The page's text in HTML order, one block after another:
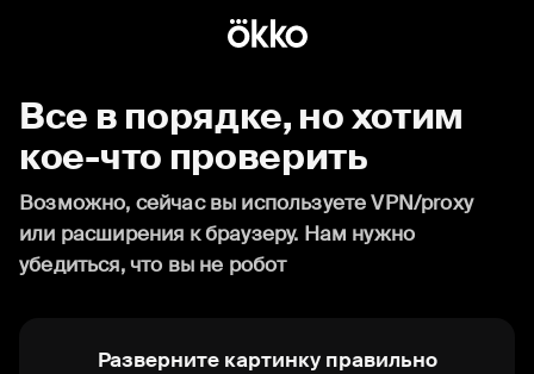
Все в порядке, но хотим
кое-что проверить
Возможно, сейчас вы используете VPN/proxy
или расширения к браузеру. Нам нужно
убедиться, что вы не робот
Разверните картинку правильно